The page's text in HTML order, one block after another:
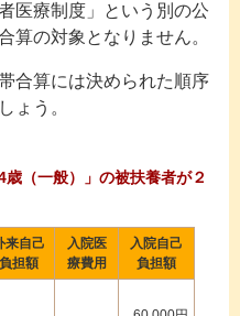
医療制度」という別の公
算の対象となりません。
合算には決められた順序
ょう。
歳（一般）」の被扶養者が２
来自己
負担額
入院医
療費用
入院自己
負担額